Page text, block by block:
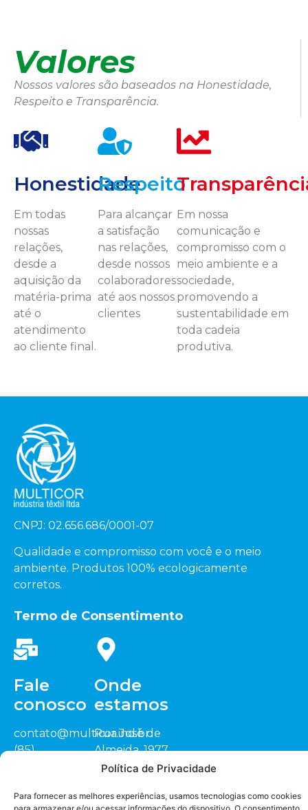
Política de Privacidade
Para fornecer as melhores experiências, usamos tecnologias como cookies
Valores
Nossos valores são baseados na Honestidade,
Respeito e Transparência.
Honestidade
Em todas
nossas
relações,
desde a
aquisição da
matéria-prima
até o
atendimento
ao cliente final.
Respeito
Para alcançar
a satisfação
nas relações,
desde nossos
colaboradores
até aos nossos
clientes
Em nossa
comunicação e
compromisso com o
meio ambiente e a
sociedade,
promovendo a
sustentabilidade em
toda cadeia
produtiva.
CNPJ: 02.656.686/0001-07
Qualidade e compromisso com você e o meio
ambiente. Produtos 100% ecologicamente
corretos.
Termo de Consentimento
Fale
conosco
contato@multicor.ind.br
(85)
Onde
estamos
Rua José de
Almeida, 1977
Sitio Cardeais,
Jaguaruana/CE
representante